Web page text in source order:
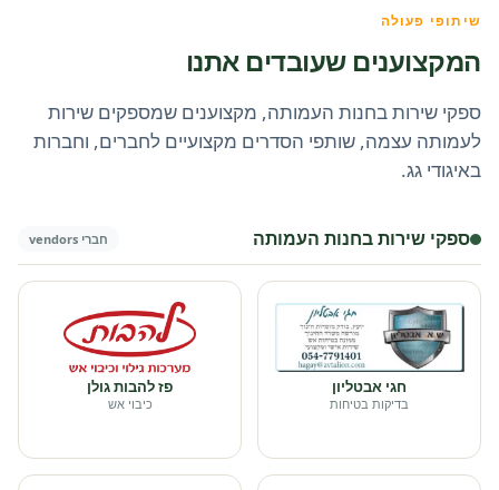
שיתופי פעולה
המקצוענים שעובדים אתנו
ספקי שירות בחנות העמותה, מקצוענים שמספקים שירות
לעמותה עצמה, שותפי הסדרים מקצועיים לחברים, וחברות
באיגודי גג.
ספקי שירות בחנות העמותה חברי vendors
חגי אבטליון
בדיקות בטיחות
פז להבות גולן
כיבוי אש